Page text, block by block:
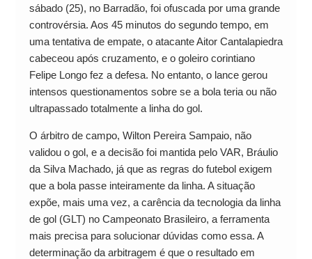
sábado (25), no Barradão, foi ofuscada por uma grande
controvérsia. Aos 45 minutos do segundo tempo, em
uma tentativa de empate, o atacante Aitor Cantalapiedra
cabeceou após cruzamento, e o goleiro corintiano
Felipe Longo fez a defesa. No entanto, o lance gerou
intensos questionamentos sobre se a bola teria ou não
ultrapassado totalmente a linha do gol.
O árbitro de campo, Wilton Pereira Sampaio, não
validou o gol, e a decisão foi mantida pelo VAR, Bráulio
da Silva Machado, já que as regras do futebol exigem
que a bola passe inteiramente da linha. A situação
expõe, mais uma vez, a carência da tecnologia da linha
de gol (GLT) no Campeonato Brasileiro, a ferramenta
mais precisa para solucionar dúvidas como essa. A
determinação da arbitragem é que o resultado em